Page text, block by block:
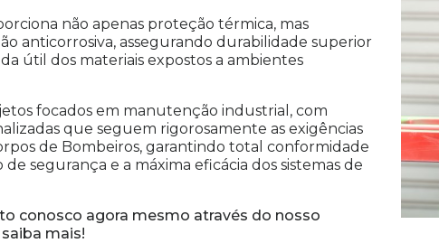
não apenas proteção térmica, mas
anticorrosiva, assegurando durabilidade superior
útil dos materiais expostos a ambientes
focados em manutenção industrial, com
que seguem rigorosamente as exigências
de Bombeiros, garantindo total conformidade
de segurança e a máxima eficácia dos sistemas de
conosco agora mesmo através do nosso
saiba mais!